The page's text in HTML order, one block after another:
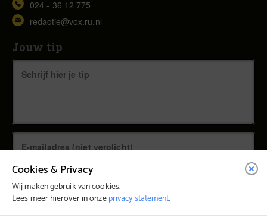
024 - 36 12 775
redactie@vox.ru.nl
Jouw tip
Cookies & Privacy
Wij maken gebruik van cookies.
Lees meer hierover in onzeprivacy statement.